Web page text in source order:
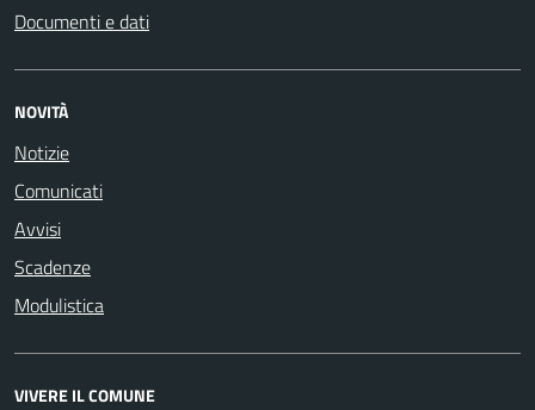
Documenti e dati
NOVITÀ
Notizie
Comunicati
Avvisi
Scadenze
Modulistica
VIVERE IL COMUNE